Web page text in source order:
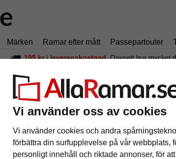
Vi använder oss av cookies
Vi använder cookies och andra
förbättra din surfupplevelse på vår webbplats,
personligt innehåll och riktade annonser, för
Märken Ramar efter mått Passepartouter
195 kri leveranskostnad.Oavsett hur mycket
Skuggfogsram Eclipse, svart
Eclipse, svart